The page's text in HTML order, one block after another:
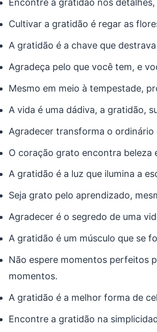
Encontre a gratidão nos
Cultivar a gratidão é regar as
A gratidão é a chave que
Agradeça pelo que você tem, e
Mesmo em meio à tempestade,
A vida é uma dádiva, a gratidão,
Agradecer transforma o
O coração grato encontra beleza
A gratidão é a luz que ilumina a
Seja grato pelo aprendizado,
Agradecer é o segredo de uma
A gratidão é um músculo que se
Não espere momentos perfeitos
momentos.
A gratidão é a melhor forma de
Encontre a gratidão na